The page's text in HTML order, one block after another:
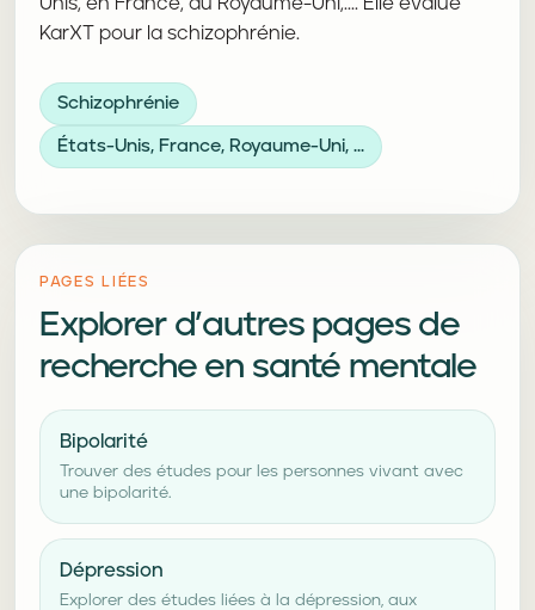
KarXT pour la schizophrénie.
Schizophrénie
États-Unis, France, Royaume-Uni, ...
PAGES LIÉES
Explorer d’autres pages de
recherche en santé mentale
Bipolarité
Trouver des études pour les personnes vivant avec
une bipolarité.
Dépression
Explorer des études liées à la dépression, aux